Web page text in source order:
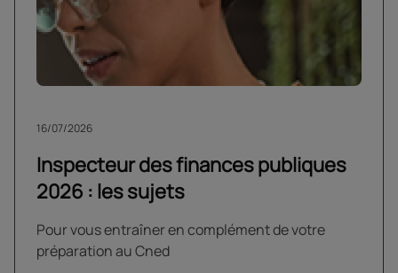
Inspecteur des finances publiques
2026 : les sujets
16/07/2026
Pour vous entraîner en complément de votre
préparation au Cned